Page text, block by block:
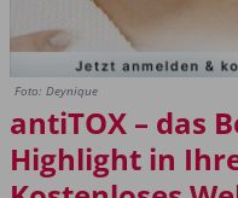
Foto: Deynique
antiTOX – das
Highlight in